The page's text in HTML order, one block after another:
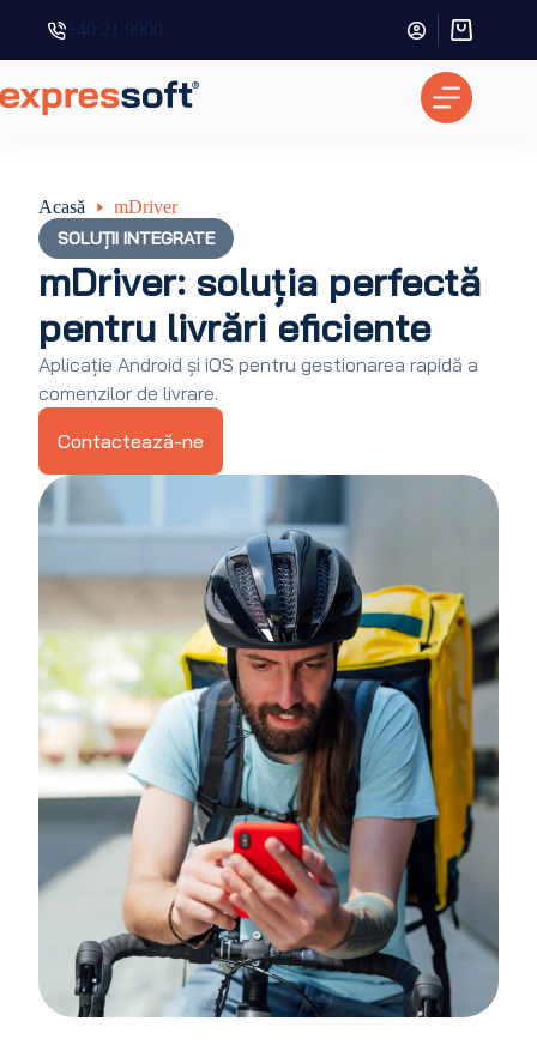
+40 21 9900
Coș
de
Acasă mDriver
SOLUȚII INTEGRATE
mDriver: soluția perfectă
pentru livrări eficiente
Aplicație Android și iOS pentru gestionarea rapidă a
comenzilor de livrare.
Contactează-ne